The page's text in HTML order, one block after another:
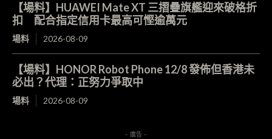
【場料】HUAWEI Mate XT 三摺疊旗艦迎來破格折
扣 配合指定信用卡最高可慳逾萬元
場料 2026-08-09
【場料】HONOR Robot Phone 12/8 發佈但香港未
必出？代理：正努力爭取中
場料 2026-08-09
- 廣告 -